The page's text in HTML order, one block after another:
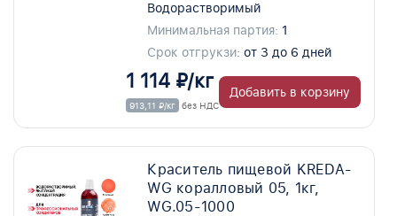
Водорастворимый
Минимальная партия: 1
Срок отгрукзи: от 3 до 6 дней
1 114 ₽/кг
913,11 ₽/кг без НДС
Добавить в корзину
Краситель пищевой KREDA-
WG коралловый 05, 1кг,
WG.05-1000